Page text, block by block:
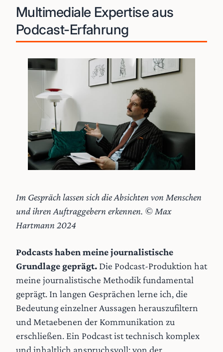
Multimediale Expertise aus
Podcast-Erfahrung
Im Gespräch lassen sich die Absichten von Menschen
und ihren Auftraggebern erkennen. © Max
Hartmann 2024
Podcasts haben meine journalistische
Grundlage geprägt. Die Podcast-Produktion hat
meine journalistische Methodik fundamental
geprägt. In langen Gesprächen lerne ich, die
Bedeutung einzelner Aussagen herauszufiltern
und Metaebenen der Kommunikation zu
erschließen. Ein Podcast ist technisch komplex
und inhaltlich anspruchsvoll: von der